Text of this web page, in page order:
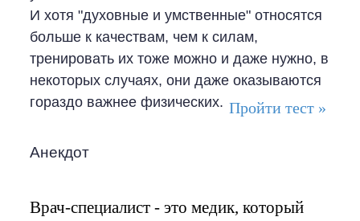
И хотя "духовные и умственные" относятся
больше к качествам, чем к силам,
тренировать их тоже можно и даже нужно, в
некоторых случаях, они даже оказываются
гораздо важнее физических. Пройти тест »
Анекдот
Врач-специалист - этомедик, который